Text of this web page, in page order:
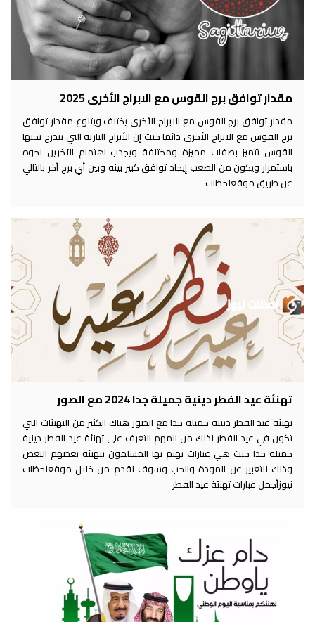
مقدار توافق برج القوس مع الابراج الأخرى 2025
مقدار توافق برج القوس مع الابراج الأخرى يختلف ويتنوع مقدار توافق
برج القوس مع الابراج الأخرى دائما حيث إن الأبراج النارية التي يندرج تحتها
القوس تتميز بصفات مميزة ومختلفة ويجذب اهتمام الآخرين نحوه
باستمرار ويكون من الصعب إيجاد توافق كبير بينه وبين أي برج آخر بالتالي
عن طريق موقعلحظات
تهنئة عيد الفطر دينية جميلة جدا 2024 مع الصور
تهنئة عيد الفطر دينية جميلة جدا مع الصور هناك الكثير من التهنئات التي
تكون في عيد الفطر لذلك من المهم التعرف على تهنئة عيد الفطر دينية
جميلة جدا حيث هي عبارات يهتم بها المسلمون بتهنئة بعضهم البعض
وذلك للتعبير عن المودة والحب وسوف نقدم من خلال موقعلحظات
نيوزأجمل عبارات تهنئة عيد الفطر